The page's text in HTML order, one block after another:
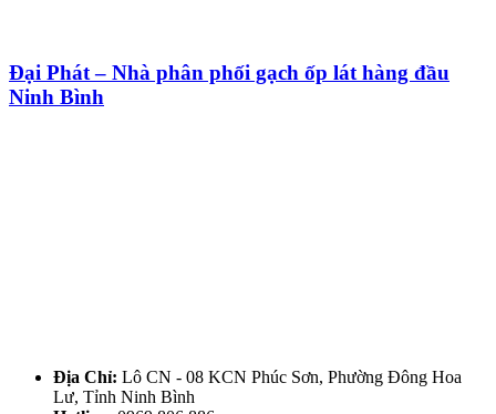
Đại Phát – Nhà phân phối gạch ốp lát hàng đầu
Ninh Bình
Địa Chỉ: Lô CN - 08 KCN Phúc Sơn, Phường Đông Hoa
Lư, Tỉnh Ninh Bình